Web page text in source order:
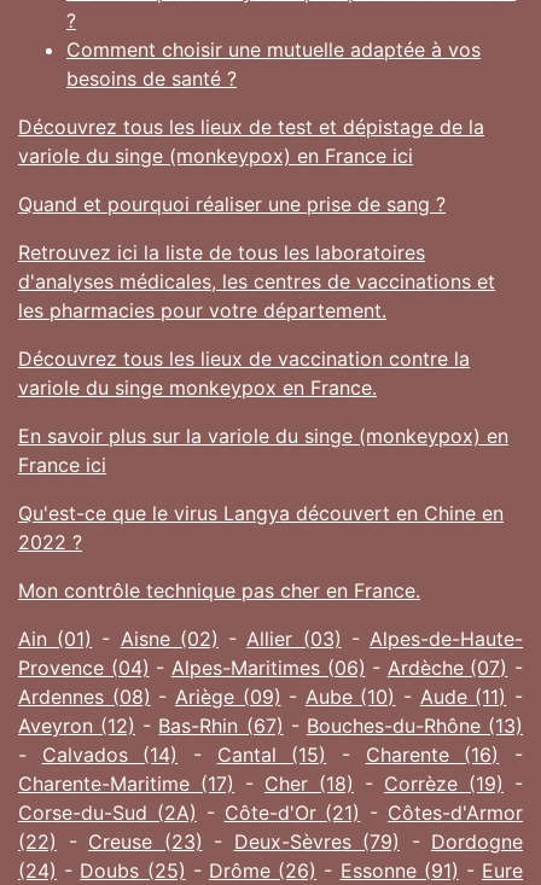
?
Comment choisir une mutuelle adaptée à vos
besoins de santé ?
Découvrez tous les lieux de test et dépistage de la
variole du singe (monkeypox) en France ici
Quand et pourquoi réaliser une prise de sang ?
Retrouvez ici la liste de tous les laboratoires
d'analyses médicales, les centres de vaccinations et
les pharmacies pour votre département.
Découvrez tous les lieux de vaccination contre la
variole du singe monkeypox en France.
En savoir plus sur la variole du singe (monkeypox) en
France ici
Qu'est-ce que le virus Langya découvert en Chine en
2022 ?
Mon contrôle technique pas cher en France.
Ain (01) - Aisne (02) -Allier (03) -Alpes-de-Haute-
Provence (04) - Alpes-Maritimes (06) - Ardèche (07) -
Ardennes (08) - Ariège (09) - Aube (10) - Aude (11) -
Aveyron (12) - Bas-Rhin (67) - Bouches-du-Rhône (13)
- Calvados (14) - Cantal (15) - Charente (16)
-
Charente-Maritime (17) - Cher (18) - Corrèze (19) -
Corse-du-Sud (2A) - Côte-d'Or (21) - Côtes-d'Armor
(22) - Creuse (23) - Deux-Sèvres (79) - Dordogne
(24) - Doubs (25) - Drôme (26) - Essonne (91) - Eure